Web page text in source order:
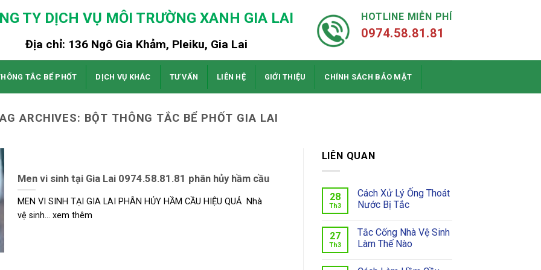
TY DỊCH VỤ MÔI TRƯỜNG XANH GIA LAI
Địa chỉ: 136 Ngô Gia Khảm, Pleiku, Gia Lai
HOTLINE MIỄN PHÍ
0974.58.81.81
TẮC BỂ PHỐT DỊCH VỤ KHÁC TƯ VẤN LIÊN HỆ GIỚI THIỆU CHÍNH SÁCH BẢO MẬT
ARCHIVES: BỘT THÔNG TẮC BỂ PHỐT GIA LAI
Men vi sinh tại Gia Lai 0974.58.81.81 phân hủy hầm cầu
MEN VI SINH TẠI GIA LAI PHÂN HỦY HẦM CẦU HIỆU QUẢ Nhà
vệ sinh... xem thêm
LIÊN QUAN
28
Th3
Cách Xử Lý Ống Thoát
Nước Bị Tắc
27
Th3
Tắc Cống Nhà Vệ Sinh
Làm Thế Nào